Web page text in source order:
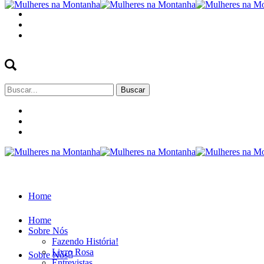
Buscar
por:
Home
Sobre Nós
Home
Sobre Nós
Fazendo História!
Livro Rosa